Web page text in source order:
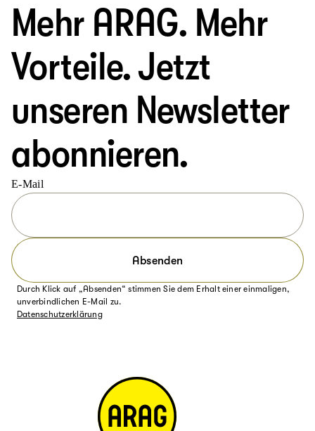
Mehr ARAG. Mehr
Vorteile. Jetzt
unseren Newsletter
abonnieren.
E-Mail
Absenden
Durch Klick auf „Absenden“ stimmen Sie dem Erhalt einer einmaligen,
unverbindlichen E-Mail zu.
Datenschutzerklärung